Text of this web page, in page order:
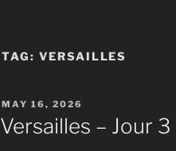
TAG: VERSAILLES
POSTED
ON
MAY 16, 2026
Versailles – Jour